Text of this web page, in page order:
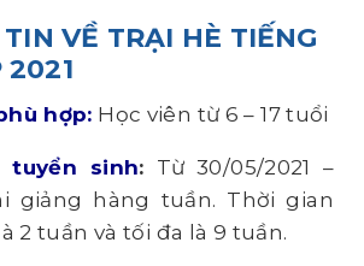
VỀ TRẠI HÈ TIẾNG
2021
hợp: Học viên từ 6 – 17 tuổi
tuyển sinh: Từ 30/05/2021 –
giảng hàng tuần. Thời gian
2 tuần và tối đa là 9 tuần.